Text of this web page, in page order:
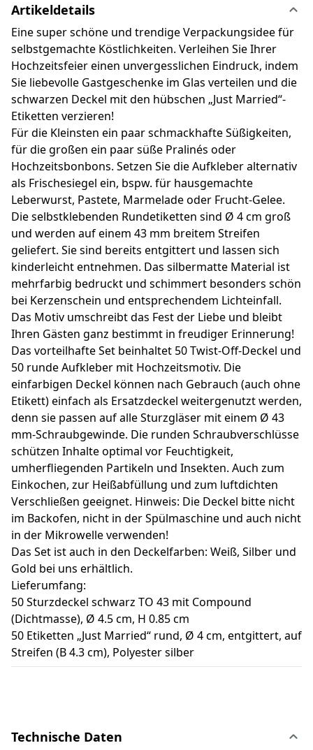
Artikeldetails
Eine super schöne und trendige Verpackungsidee für
selbstgemachte Köstlichkeiten. Verleihen Sie Ihrer
Hochzeitsfeier einen unvergesslichen Eindruck, indem
Sie liebevolle Gastgeschenke im Glas verteilen und die
schwarzen Deckel mit den hübschen „Just Married“-
Etiketten verzieren!
Für die Kleinsten ein paar schmackhafte Süßigkeiten,
für die großen ein paar süße Pralinés oder
Hochzeitsbonbons. Setzen Sie die Aufkleber alternativ
als Frischesiegel ein, bspw. für hausgemachte
Leberwurst, Pastete, Marmelade oder Frucht-Gelee.
Die selbstklebenden Rundetiketten sind Ø 4 cm groß
und werden auf einem 43 mm breitem Streifen
geliefert. Sie sind bereits entgittert und lassen sich
kinderleicht entnehmen. Das silbermatte Material ist
mehrfarbig bedruckt und schimmert besonders schön
bei Kerzenschein und entsprechendem Lichteinfall.
Das Motiv umschreibt das Fest der Liebe und bleibt
Ihren Gästen ganz bestimmt in freudiger Erinnerung!
Das vorteilhafte Set beinhaltet 50 Twist-Off-Deckel und
50 runde Aufkleber mit Hochzeitsmotiv. Die
einfarbigen Deckel können nach Gebrauch (auch ohne
Etikett) einfach als Ersatzdeckel weitergenutzt werden,
denn sie passen auf alle Sturzgläser mit einem Ø 43
mm-Schraubgewinde. Die runden Schraubverschlüsse
schützen Inhalte optimal vor Feuchtigkeit,
umherfliegenden Partikeln und Insekten. Auch zum
Einkochen, zur Heißabfüllung und zum luftdichten
Verschließen geeignet. Hinweis: Die Deckel bitte nicht
im Backofen, nicht in der Spülmaschine und auch nicht
in der Mikrowelle verwenden!
Das Set ist auch in den Deckelfarben: Weiß, Silber und
Gold bei uns erhältlich.
Lieferumfang:
50 Sturzdeckel schwarz TO 43 mit Compound
(Dichtmasse), Ø 4.5 cm, H 0.85 cm
50 Etiketten „Just Married“ rund, Ø 4 cm, entgittert, auf
Streifen (B 4.3 cm), Polyester silber
Technische Daten